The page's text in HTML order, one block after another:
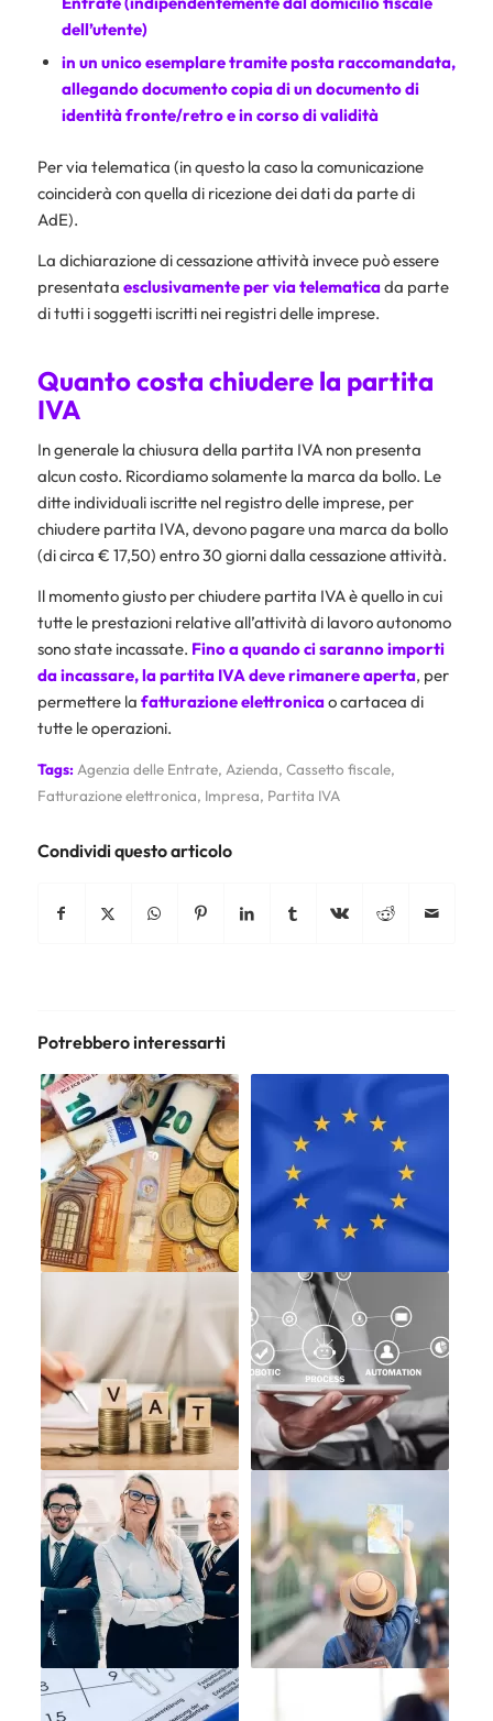
dell’utente)
in un unico esemplare tramite posta raccomandata,
allegando documento copia di un documento di
identità fronte/retro e in corso di validità
Per via telematica (in questo la caso la comunicazione
coinciderà con quella di ricezione dei dati da parte di
AdE).
La dichiarazione di cessazione attività invece può essere
presentata esclusivamente per via telematicada parte
di tutti i soggetti iscritti nei registri delle imprese.
Quanto costa chiudere la partita
IVA
In generale la chiusura della partita IVA non presenta
alcun costo. Ricordiamo solamente la marca da bollo. Le
ditte individuali iscritte nel registro delle imprese, per
chiudere partita IVA, devono pagare una marca da bollo
(di circa € 17,50) entro 30 giorni dalla cessazione attività.
Il momento giusto per chiudere partita IVA è quello in cui
tutte le prestazioni relative all’attività di lavoro autonomo
sono state incassate. Fino a quando ci saranno importi
da incassare, la partita IVA deve rimanere aperta, per
permettere la fatturazione elettronicao cartacea di
tutte le operazioni.
Tags:Agenzia delle Entrate, Azienda, Cassetto fiscale,
Fatturazione elettronica, Impresa, Partita IVA
Condividi questo articolo
Potrebbero interessarti